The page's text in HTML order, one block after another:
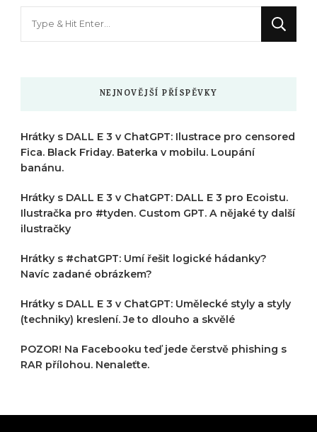
NEJNOVĚJŠÍ PŘÍSPĚVKY
Hrátky s DALL E 3 v ChatGPT: Ilustrace pro censored
Fica. Black Friday. Baterka v mobilu. Loupání
banánu.
Hrátky s DALL E 3 v ChatGPT: DALL E 3 pro Ecoistu.
Ilustračka pro #tyden. Custom GPT. A nějaké ty další
ilustračky
Hrátky s #chatGPT: Umí řešit logické hádanky?
Navíc zadané obrázkem?
Hrátky s DALL E 3 v ChatGPT: Umělecké styly a styly
(techniky) kreslení. Je to dlouho a skvělé
POZOR! Na Facebooku teď jede čerstvě phishing s
RAR přílohou. Nenaleťte.